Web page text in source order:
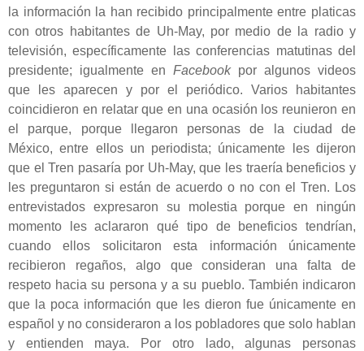
la información la han recibido principalmente entre platicas
con otros habitantes de Uh-May, por medio de la radio y
televisión, específicamente las conferencias matutinas del
presidente; igualmente en Facebookpor algunos videos
que les aparecen y por el periódico. Varios habitantes
coincidieron en relatar que en una ocasión los reunieron en
el parque, porque llegaron personas de la ciudad de
México, entre ellos un periodista; únicamente les dijeron
que el Tren pasaría por Uh-May, que les traería beneficios y
les preguntaron si están de acuerdo o no con el Tren. Los
entrevistados expresaron su molestia porque en ningún
momento les aclararon qué tipo de beneficios tendrían,
cuando ellos solicitaron esta información únicamente
recibieron regaños, algo que consideran una falta de
respeto hacia su persona y a su pueblo. También indicaron
que la poca información que les dieron fue únicamente en
español y no consideraron a los pobladores que solo hablan
y entienden maya. Por otro lado, algunas personas